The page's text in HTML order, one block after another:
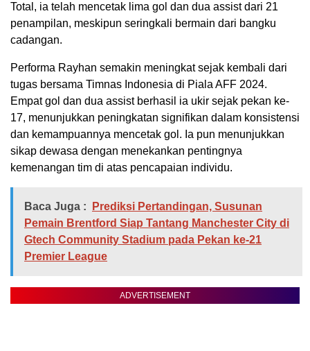
Total, ia telah mencetak lima gol dan dua assist dari 21
penampilan, meskipun seringkali bermain dari bangku
cadangan.
Performa Rayhan semakin meningkat sejak kembali dari
tugas bersama Timnas Indonesia di Piala AFF 2024.
Empat gol dan dua assist berhasil ia ukir sejak pekan ke-
17, menunjukkan peningkatan signifikan dalam konsistensi
dan kemampuannya mencetak gol. Ia pun menunjukkan
sikap dewasa dengan menekankan pentingnya
kemenangan tim di atas pencapaian individu.
Baca Juga :
Prediksi Pertandingan, Susunan
Pemain Brentford Siap Tantang Manchester City di
Gtech Community Stadium pada Pekan ke-21
Premier League
ADVERTISEMENT